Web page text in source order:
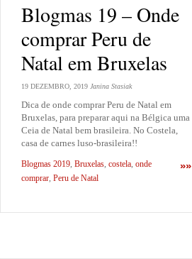
Blogmas 19 – Onde
comprar Peru de
Natal em Bruxelas
19 DEZEMBRO, 2019 Janina Stasiak
Dica de onde comprar Peru de Natal em
Bruxelas, para preparar aqui na Bélgica uma
Ceia de Natal bem brasileira. No Costela,
casa de carnes luso-brasileira!!
»»
Blogmas 2019, Bruxelas, costela, onde
comprar, Peru de Natal